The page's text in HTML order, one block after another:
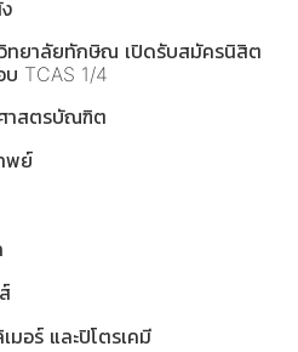
ทยาลัยทักษิณ เปิดรับสมัครนิสิต
บ TCAS 1/4
าสตรบัณฑิต
พย์
มอร์ และปิโตรเคมี